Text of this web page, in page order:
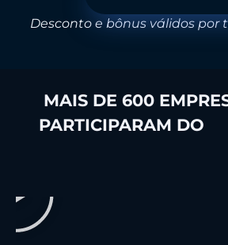
Desconto e bônus válidos por
MAIS DE 600
PARTICIPARAM DO